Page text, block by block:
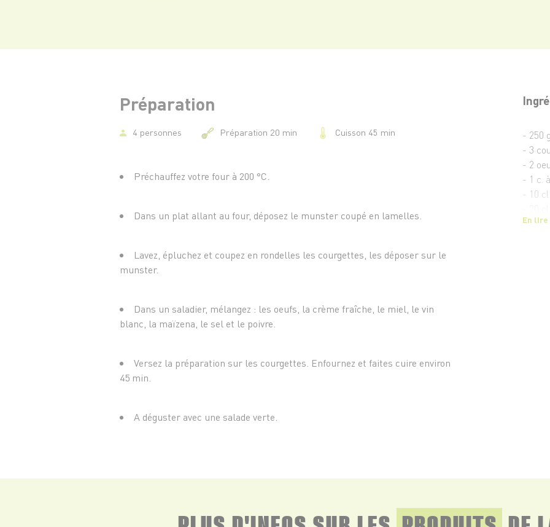
- 250
- 3
- 2
- 1 c.
- 10
- Miel
En
Préparation
4 personnes Préparation 20 min Cuisson 45 min
Préchauffez votre four à 200 °C.
Dans un plat allant au four, déposez le munster coupé en lamelles.
Lavez, épluchez et coupez en rondelles les courgettes, les déposer sur le
munster.
Dans un saladier, mélangez : les oeufs, la crème fraîche, le miel, le vin
blanc, la maïzena, le sel et le poivre.
Versez la préparation sur les courgettes. Enfournez et faites cuire environ
45 min.
A déguster avec une salade verte.